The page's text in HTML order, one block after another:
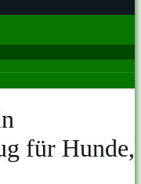
für Hunde,